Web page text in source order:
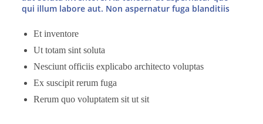
qui illum labore aut. Non aspernatur fuga blanditiis
Et inventore
Ut totam sint soluta
Nesciunt officiis explicabo architecto voluptas
Ex suscipit rerum fuga
Rerum quo voluptatem sit ut sit